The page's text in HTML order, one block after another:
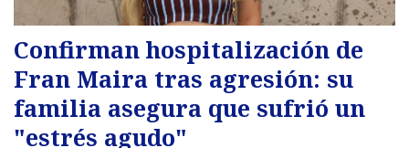
Confirman hospitalización de
Fran Maira tras agresión: su
familia asegura que sufrió un
"estrés agudo"